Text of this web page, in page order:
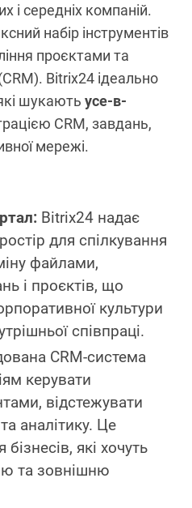
і середніх компаній.
набір інструментів
проєктами та
Bitrix24 ідеально
шукають усе-в-
CRM, завдань,
мережі.
Bitrix24 надає
для спілкування
файлами,
і проєктів, що
культури
співпраці.
CRM-система
керувати
відстежувати
аналітику. Це
які хочуть
та зовнішню